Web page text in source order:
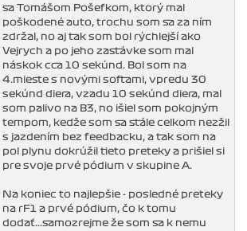
sa Tomášom Pošefkom, ktorý mal
poškodené auto, trochu som sa za ním
zdržal, no aj tak som bol rýchlejší ako
Vejrych a po jeho zastávke som mal
náskok cca 10 sekúnd. Bol som na
4.mieste s novými softami, vpredu 30
sekúnd diera, vzadu 10 sekúnd diera, mal
som palivo na B3, no išiel som pokojným
tempom, kedže som sa stále celkom nezžil
s jazdením bez feedbacku, a tak som na
pol plynu dokrúžil tieto preteky a prišiel si
pre svoje prvé pódium v skupine A.
Na koniec to najlepšie - posledné preteky
na rF1 a prvé pódium, čo k tomu
dodať...samozrejme že som sa k nemu